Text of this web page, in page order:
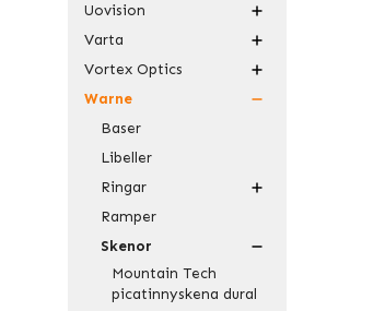
Uovision
Varta
Vortex Optics
Warne
Baser
Libeller
Ringar
Ramper
Skenor
Mountain Tech
picatinnyskena dural